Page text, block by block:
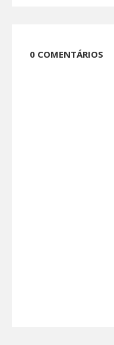
0 COMENTÁRIOS